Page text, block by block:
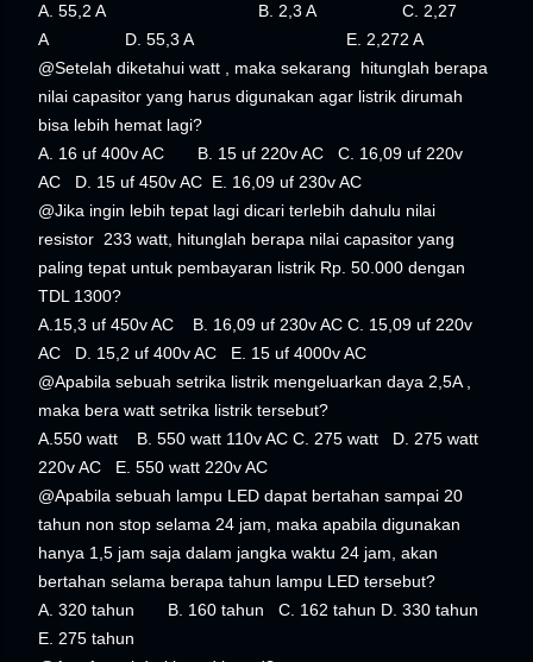
A. 55,2 A B. 2,3 A C. 2,27
A D. 55,3 A E. 2,272 A
@Setelah diketahui watt , maka sekarang hitunglah berapa
nilai capasitor yang harus digunakan agar listrik dirumah
bisa lebih hemat lagi?
A. 16 uf 400v AC B. 15 uf 220v AC C. 16,09 uf 220v
AC D. 15 uf 450v AC E. 16,09 uf 230v AC
@Jika ingin lebih tepat lagi dicari terlebih dahulu nilai
resistor 233 watt, hitunglah berapa nilai capasitor yang
paling tepat untuk pembayaran listrik Rp. 50.000 dengan
TDL 1300?
A.15,3 uf 450v AC B. 16,09 uf 230v AC C. 15,09 uf 220v
AC D. 15,2 uf 400v AC E. 15 uf 4000v AC
@Apabila sebuah setrika listrik mengeluarkan daya 2,5A ,
maka bera watt setrika listrik tersebut?
A.550 watt B. 550 watt 110v AC C. 275 watt D. 275 watt
220v AC E. 550 watt 220v AC
@Apabila sebuah lampu LED dapat bertahan sampai 20
tahun non stop selama 24 jam, maka apabila digunakan
hanya 1,5 jam saja dalam jangka waktu 24 jam, akan
bertahan selama berapa tahun lampu LED tersebut?
A. 320 tahun B. 160 tahun C. 162 tahun D. 330 tahun
E. 275 tahun